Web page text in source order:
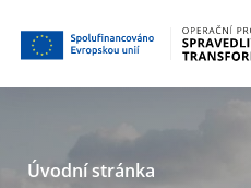
Úvodní stránka